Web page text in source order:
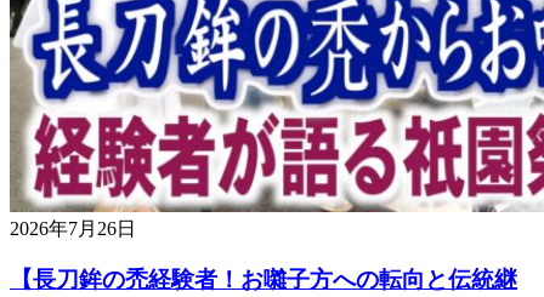
2026年7月26日
【長刀鉾の禿経験者！お囃子方への転向と伝統継